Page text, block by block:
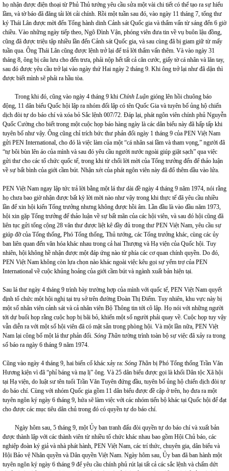
họ nhận được điện thoại từ Phủ Thủ tướng yêu cầu sửa một vài chi tiết có thể tạo ra sự hiểu
lầm, và tờ báo đã đăng tải lời cải chính. Rồi một tuần sau đó, vào ngày 11 tháng 7, tổng thư
ký Thái Lân được mời đến Tổng hành dinh Cảnh sát Quốc gia và thẩm vấn từ sáng đến 6 giờ
chiều. Vào những ngày tiếp theo, Ngô Đình Vận, phóng viên đưa tin về vụ buôn lậu đồng,
cũng đã được triệu tập nhiều lần đến Cảnh sát Quốc gia, và sau cùng đã bị giam giữ từ mấy
tuần qua. Ông Thái Lân cũng được lệnh trở lại để trả lời thẩm vấn thêm. Và vào ngày 31
tháng 8, ông bị câu lưu cho đến trưa, phải nộp hết tất cả căn cước, giấy tờ cá nhân và lăn tay,
sau đó được yêu cầu trở lại vào ngày thứ Hai ngày 2 tháng 9. Khi ông trở lại như đã dặn thì
được biết mình sẽ phải ra hầu tòa.
Trong khi đó, cũng vào ngày 4 tháng 9 khi Chính Luận gióng lên hồi chuông báo
động, 11 dân biểu Quốc hội lập ra nhóm đối lập có tên Quốc Gia và tuyên bố ủng hộ chiến
dịch đòi tự do báo chí và xóa bỏ Sắc lệnh 007/72. Đáp lại, phát ngôn viên chính phủ Nguyễn
Quốc Cường cho biết trong một cuộc họp báo hàng ngày là các dân biểu này đã hấp tấp khi
tuyên bố như vậy. Ông cũng chỉ trích bức thư phản đối ngày 1 tháng 9 của PEN Việt Nam
gửi PEN International, cho đó là việc làm của một “cá nhân sai lầm và tham vọng,” người đã
“tự bôi bùn lên áo của mình và sau đó yêu cầu người nước ngoài giúp giặt sạch” qua việc
gửi thư cho các tổ chức quốc tế, trong khi từ chối lời mời của Tổng trưởng đến để thảo luận
về sự bất bình của giới cầm bút. Nhận xét của phát ngôn viên này đã đổ thêm dầu vào lửa.
PEN Việt Nam ngay lập tức trả lời bằng một lá thư dài đề ngày 4 tháng 9 năm 1974, nói rằng
họ chưa bao giờ nhận được bất kỳ lời mời nào như vậy trong khi thực tế đã yêu cầu nhiều
lần để xin hội kiến Tổng trưởng nhưng không được hồi âm. Lần đầu là vào đầu năm 1973,
hội xin gặp Tổng trưởng để thảo luận về sự bất mãn của các hội viên, và sau đó hội cũng đã
liên tục gửi tổng cộng 28 văn thư được liệt kê đầy đủ trong thư PEN Việt Nam, yêu cầu sự
giúp đỡ của Tổng thống, Phó Tổng thống, Thủ tướng, các Tổng trưởng khác, cùng các ủy
ban liên quan đến văn hóa khác nhau trong cả hai Thượng và Hạ viện của Quốc hội. Tuy
nhiên, hội không hề nhận được một đáp ứng nào từ phía các cơ quan chính quyền. Do đó,
PEN Việt Nam không còn lựa chọn nào khác ngoài việc kêu gọi sự yểm trợ của PEN
International về cuộc khủng hoảng của giới cầm bút và ngành xuất bản hiện tại.
Sau lá thư ngày 4 tháng 9 trình bày trường hợp của mình với quốc tế, PEN Việt Nam quyết
định tổ chức một hội nghị tại trụ sở trên đường Đoàn Thị Điểm. Tuy nhiên, khu vực này bị
một số nhân viên cảnh sát và cả nhân viên Bộ Thông tin tới cô lập. Họ nói với những người
tới dự buổi họp rằng cuộc họp bị bãi bỏ, khiến một số người phải quay về. Cuộc họp tuy vậy
vẫn diễn ra với một số hội viên đã có mặt sẵn trong phòng hội. Và một lần nữa, PEN Việt
Nam lại công bố một lá thư phản đối. Sóng Thần tường trình toàn bộ sự việc đã xảy ra trong
số báo ra ngày 6 tháng 9 năm 1974.
Cũng vào ngày 4 tháng 9, hai biến cố khác xảy ra: Sóng Thần bị Phó Tổng thống Trần Văn
Hương kiện vì đã “phỉ báng và mạ lị” ông. Và 25 dân biểu được gọi là khối Dân tộc Xã hội
tại Hạ viện, do luật sư tên tuổi Trần Văn Tuyên đứng đầu, tuyên bố ủng hộ chiến dịch đòi tự
do báo chí. Cùng với nhóm Quốc gia gồm 11 dân biểu được đề cập ở trên, họ đưa ra một
tuyên ngôn ký ngày 6 tháng 9, hứa sẽ làm việc với các nhóm tiến bộ khác tại Quốc hội để đạt
cho được các mục tiêu dân chủ trong đó có quyền tự do báo chí.
Ngày hôm sau, 5 tháng 9, một Ủy ban tranh đấu đòi quyền tự do báo chí và xuất bản
được thành lập với các thành viên từ nhiều tổ chức khác nhau bao gồm Hội Chủ báo, các
nghiệp đoàn ký giả và nhà phát hành, PEN Việt Nam, các trí thức, chuyên gia, dân biểu và
Hội Bảo vệ Nhân quyền và Dân quyền Việt Nam. Ngày hôm sau, Ủy ban đã ban hành một
tuyên ngôn ký ngày 6 tháng 9 để yêu cầu chính phủ rút lại tất cả các sắc lệnh và chấm dứt